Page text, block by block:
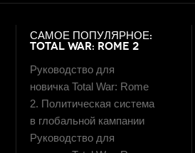
САМОЕ ПОПУЛЯРНОЕ:
TOTAL WAR: ROME 2
Руководство для
новичка Total War: Rome
2. Политическая система
в глобальной кампании
Руководство для